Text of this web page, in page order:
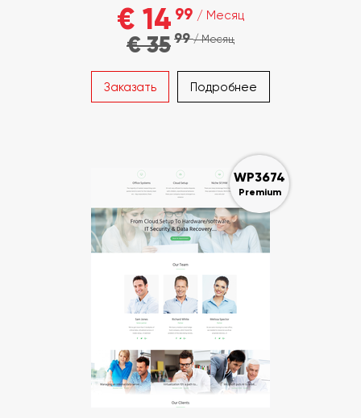
€ 14 99 / Месяц
€ 3599/ Месяц
Заказать Подробнее
WP3674
Premium